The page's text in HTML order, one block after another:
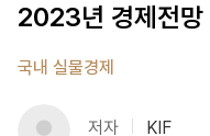
2023년 경제전망
국내 실물경제
저자
KIF